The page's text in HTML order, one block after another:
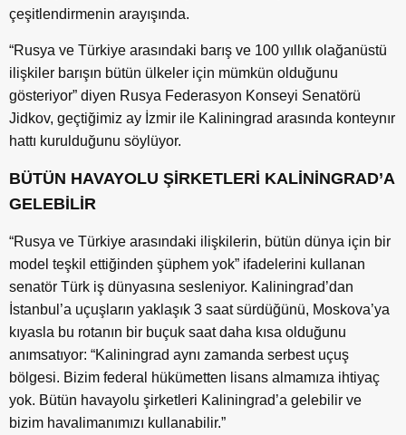
çeşitlendirmenin arayışında.
“Rusya ve Türkiye arasındaki barış ve 100 yıllık olağanüstü
ilişkiler barışın bütün ülkeler için mümkün olduğunu
gösteriyor” diyen Rusya Federasyon Konseyi Senatörü
Jidkov, geçtiğimiz ay İzmir ile Kaliningrad arasında konteynır
hattı kurulduğunu söylüyor.
BÜTÜN HAVAYOLU ŞİRKETLERİ KALİNİNGRAD’A
GELEBİLİR
“Rusya ve Türkiye arasındaki ilişkilerin, bütün dünya için bir
model teşkil ettiğinden şüphem yok” ifadelerini kullanan
senatör Türk iş dünyasına sesleniyor. Kaliningrad’dan
İstanbul’a uçuşların yaklaşık 3 saat sürdüğünü, Moskova’ya
kıyasla bu rotanın bir buçuk saat daha kısa olduğunu
anımsatıyor: “Kaliningrad aynı zamanda serbest uçuş
bölgesi. Bizim federal hükümetten lisans almamıza ihtiyaç
yok. Bütün havayolu şirketleri Kaliningrad’a gelebilir ve
bizim havalimanımızı kullanabilir.”